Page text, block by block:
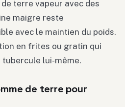
terre vapeur avec des
maigre reste
avec le maintien du poids.
en frites ou gratin qui
tubercule lui-même.
de terre pour